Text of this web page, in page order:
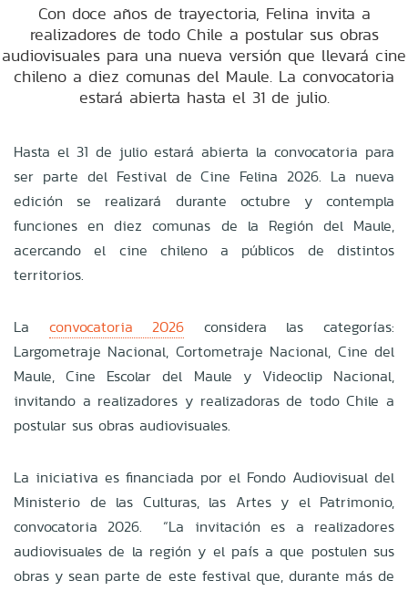
Con doce años de trayectoria, Felina invita a
realizadores de todo Chile a postular sus obras
audiovisuales para una nueva versión que llevará cine
chileno a diez comunas del Maule. La convocatoria
estará abierta hasta el 31 de julio.
Hasta el 31 de julio estará abierta la convocatoria para
ser parte del Festival de Cine Felina 2026. La nueva
edición se realizará durante octubre y contempla
funciones en diez comunas de la Región del Maule,
acercando el cine chileno a públicos de distintos
territorios.
La convocatoria 2026 considera las categorías:
Largometraje Nacional, Cortometraje Nacional, Cine del
Maule, Cine Escolar del Maule y Videoclip Nacional,
invitando a realizadores y realizadoras de todo Chile a
postular sus obras audiovisuales.
La iniciativa es financiada por el Fondo Audiovisual del
Ministerio de las Culturas, las Artes y el Patrimonio,
convocatoria 2026. “La invitación es a realizadores
audiovisuales de la región y el país a que postulen sus
obras y sean parte de este festival que, durante más de